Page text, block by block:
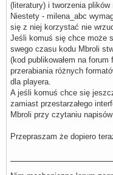
(literatury) i tworzenia plików
Niestety - milena_abc
się z niej korzystać nie
Jeśli komuś się chce może
swego czasu kodu Mbroli
(kod publikowałem na
przerabiania różnych
dla playera.
A jeśli komuś chce się
zamiast przestarzałego
Mbroli przy czytaniu
Przepraszam że dopiero